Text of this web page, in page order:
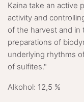
Kaina take an active
activity and
of the harvest and in
preparations of
underlying rhythms
of sulfites."
Alkohol: 12,5 %